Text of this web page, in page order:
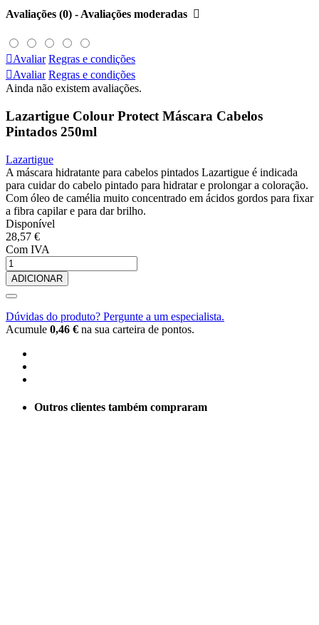
Avaliações (0) - Avaliações moderadas 
Avaliar Regras e condições
Avaliar Regras e condições
Ainda não existem avaliações.
Lazartigue Colour Protect Máscara Cabelos
Pintados 250ml
Lazartigue
A máscara hidratante para cabelos pintados Lazartigue é indicada
para cuidar do cabelo pintado para hidratar e prolongar a coloração.
Com óleo de camélia muito concentrado em ácidos gordos para fixar
a fibra capilar e para dar brilho.
Disponível
28,57 €
Com IVA
ADICIONAR
Dúvidas do produto? Pergunte a um especialista.
Acumule 0,46 € na sua carteira de pontos.
Outros clientes também compraram